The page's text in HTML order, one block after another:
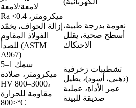
لامعة/لامعة
Ra <0.4 ميكرومتر،
إزالة الحواف، يخمّد
الفولاذ المقاوم
للصدأ (ASTM
A967)
نعومة بدرجة طبية،
أسطح صحية، يقلل
الاحتكاك
سمك 1–5
ميكرومتر، صلادة
HV 800–3000،
مقاومة للحرارة
≤800°C
تشطيبات زخرفية
(ذهبي، أسود)، يطيل
عمر الأداة، عملية
صديقة للبيئة